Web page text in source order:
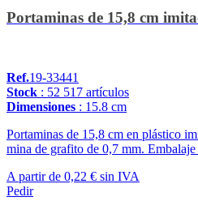
Portaminas de 15,8 cm
Ref.19-33441
Stock : 52 517 artículos
Dimensiones : 15.8 cm
Portaminas de 15,8 cm en plástico
mina de grafito de 0,7 mm.
A partir de 0,22 € sin IVA
Pedir